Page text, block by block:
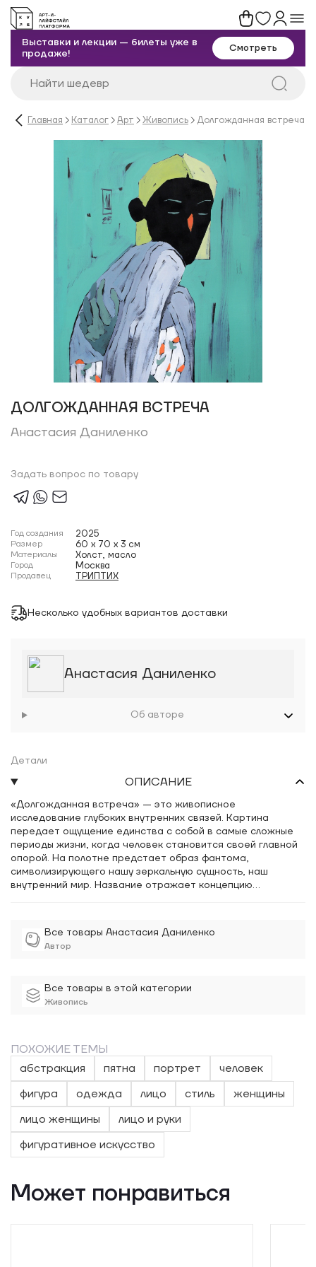
Выставки и лекции — билеты уже в
продаже!
Смотреть
Главная Каталог Арт Живопись Долгожданная встреча
ДОЛГОЖДАННАЯ ВСТРЕЧА
Анастасия Даниленко
Задать вопрос по товару
Год создания 2025
Размер 60 x 70 x 3 см
Материалы Холст, масло
Город Москва
Продавец ТРИПТИХ
Несколько удобных вариантов доставки
Все товары Анастасия Даниленко
Автор
Все товары в этой категории
Живопись
Анастасия Даниленко
Об авторе
Детали
ОПИСАНИЕ
«Долгожданная встреча» — это живописное
исследование глубоких внутренних связей. Картина
передает ощущение единства с собой в самые сложные
периоды жизни, когда человек становится своей главной
опорой. На полотне предстает образ фантома,
символизирующего нашу зеркальную сущность, наш
внутренний мир. Название отражает концепцию
зрителя задуматься о самодостаточности и силе
внутреннего мира. Это визуальное воплощение осознания
того, что истинную поддержку мы находим прежде всего
ПОХОЖИЕ ТЕМЫ
абстракция
пятна портрет
человек
фигура
одежда лицо стиль
женщины
лицо женщины
лицо и руки
фигуративное искусство
Может понравиться